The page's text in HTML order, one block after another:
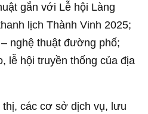
gắn với Lễ hội Làng
lịch Thành Vinh 2025;
nghệ thuật đường phố;
lễ hội truyền thống của địa
các cơ sở dịch vụ, lưu